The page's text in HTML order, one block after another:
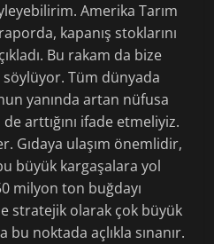
Amerika Tarım
raporda, kapanış stoklarını
Bu rakam da bize
söylüyor. Tüm dünyada
yanında artan nüfusa
arttığını ifade etmeliyiz.
Gıdaya ulaşım önemlidir,
büyük kargaşalara yol
milyon ton buğdayı
stratejik olarak çok büyük
noktada açlıkla sınanır.